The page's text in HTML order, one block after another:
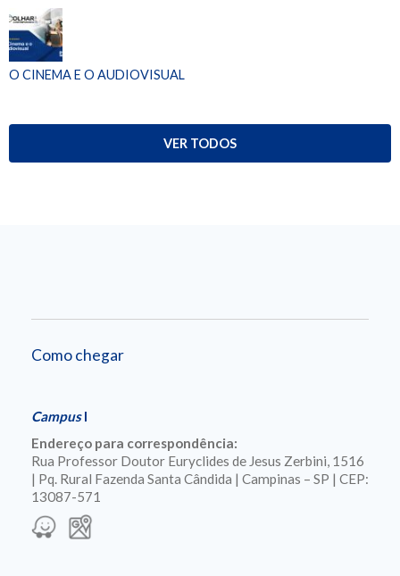
O CINEMA E O AUDIOVISUAL
VER TODOS
Como chegar
CampusI
Endereço para correspondência:
Rua Professor Doutor Euryclides de Jesus Zerbini, 1516
| Pq. Rural Fazenda Santa Cândida | Campinas – SP | CEP:
13087-571